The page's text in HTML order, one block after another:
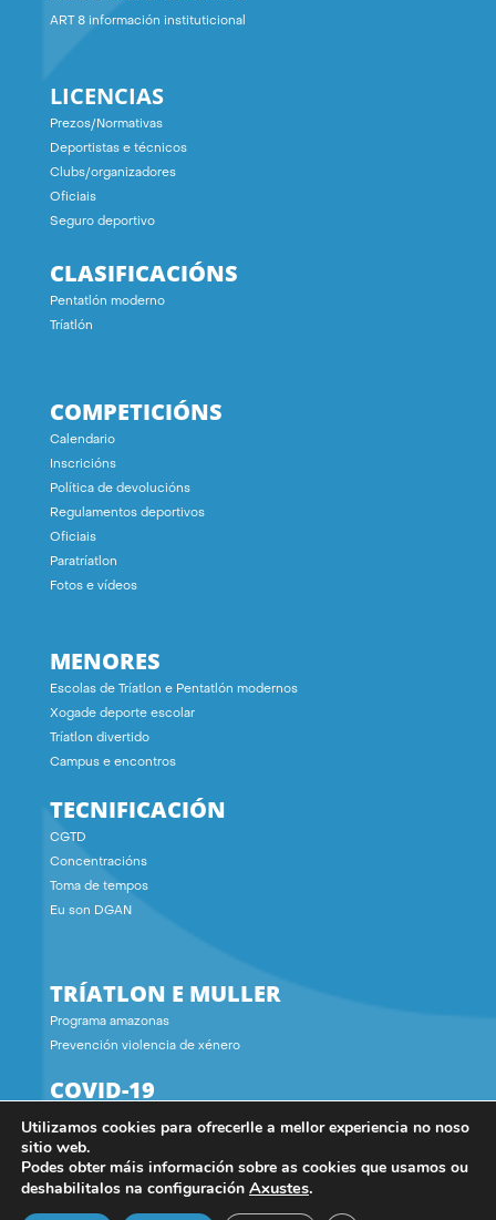
ART 8 información instituticional
LICENCIAS
Prezos/Normativas
Deportistas e técnicos
Clubs/organizadores
Oficiais
Seguro deportivo
CLASIFICACIÓNS
Pentatlón moderno
Tríatlón
COMPETICIÓNS
Calendario
Inscricións
Política de devolucións
Regulamentos deportivos
Oficiais
Paratríatlon
Fotos e vídeos
MENORES
Escolas de Tríatlon e Pentatlón modernos
Xogade deporte escolar
Tríatlon divertido
Campus e encontros
TECNIFICACIÓN
CGTD
Concentracións
Toma de tempos
Eu son DGAN
TRÍATLON E MULLER
Programa amazonas
Prevención violencia de xénero
COVID-19
CONTACTO
Utilizamos cookies para ofrecerlle a mellor experiencia no noso
sitio web.
Podes obter máis información sobre as cookies que usamos ou
deshabilitalos na configuración Axustes.